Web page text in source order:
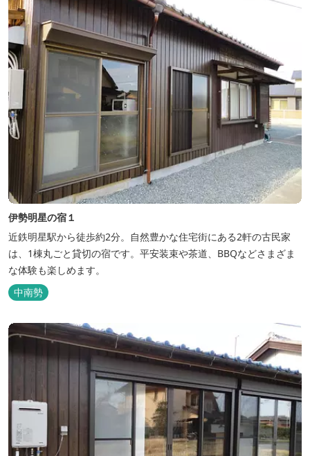
伊勢明星の宿１
近鉄明星駅から徒歩約2分。自然豊かな住宅街にある2軒の古民家
は、1棟丸ごと貸切の宿です。平安装束や茶道、BBQなどさまざま
な体験も楽しめます。
中南勢